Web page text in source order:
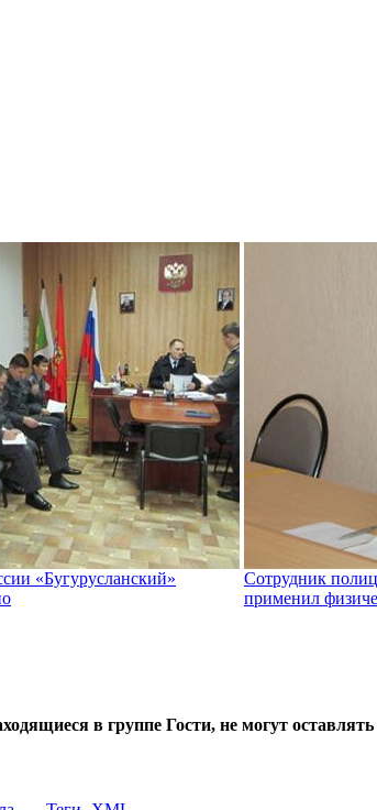
«Бугурусланский»
Сотрудник
применил
в группе Гости, не могут